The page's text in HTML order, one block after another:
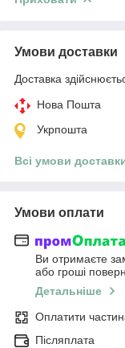
Умови доставки
Доставка
Нова Пошта
Укрпошта
Всі умови
Умови оплати
Ви отримаєте
або гроші
Детальніше
Оплатити
Післяплата